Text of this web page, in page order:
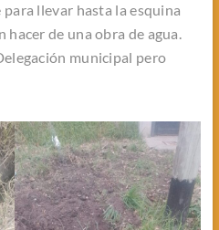
para llevar hasta la esquina
hacer de una obra de agua.
municipal pero